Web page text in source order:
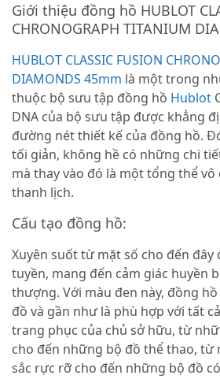
Giới thiệu đồng hồ HUBLOT
CHRONOGRAPH TITANIUM
HUBLOT CLASSIC FUSION
DIAMONDS 45mm là một trong
thuộc bộ sưu tập đồng hồ Hublot
DNA của bộ sưu tập được khẳng
đường nét thiết kế của đồng hồ.
tối giản, không hề có những chi
mà thay vào đó là một tổng thể vô
thanh lịch.
Cấu tạo đồng hồ:
Xuyên suốt từ mặt số cho đến đây
tuyền, mang đến cảm giác huyền
thượng. Với màu đen này, đồng
đồ và gần như là phù hợp với tất
trang phục của chủ sở hữu, từ
cho đến những bộ đồ thể thao, từ
sắc rực rỡ cho đến những bộ đồ